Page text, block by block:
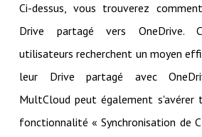
Ci-dessus, vous trouverez
Drive partagé vers OneDrive.
utilisateurs recherchent un moyen
leur Drive partagé avec
MultCloud peut également s'avérer
fonctionnalité « Synchronisation de